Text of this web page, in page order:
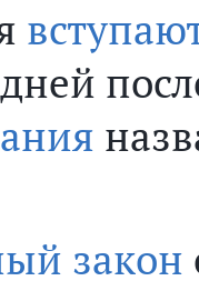
закон